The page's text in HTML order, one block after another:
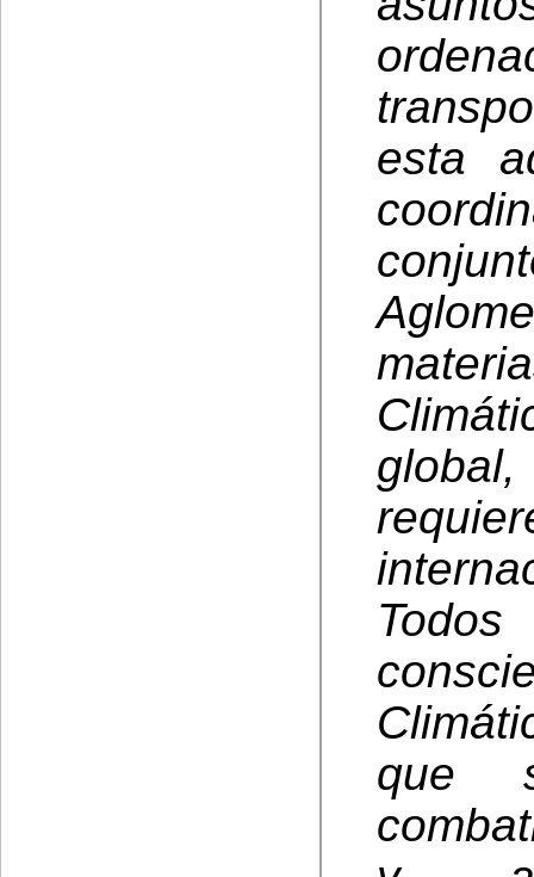
esta
que